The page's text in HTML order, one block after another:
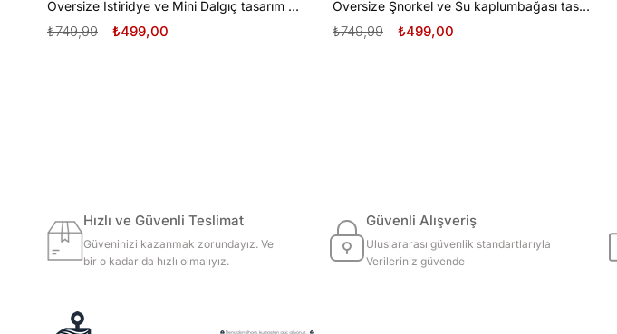
Oversize İstiridye ve Mini Dalgıç tasarım unisex T-shirt
₺499,00
₺749,99
Oversize Şnorkel ve Su kaplumbağası tasarım unisex T-shirt
₺499,00
₺749,99
Hızlı ve Güvenli Teslimat
Güveninizi kazanmak zorundayız. Ve
bir o kadar da hızlı olmalıyız.
Güvenli Alışveriş
Uluslararası güvenlik standartlarıyla
Verileriniz güvende